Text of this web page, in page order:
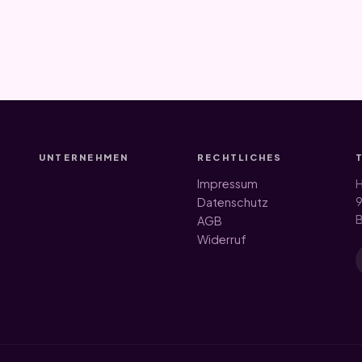
UNTERNEHMEN RECHTLICHES
Impressum
Datenschutz
AGB
Widerruf